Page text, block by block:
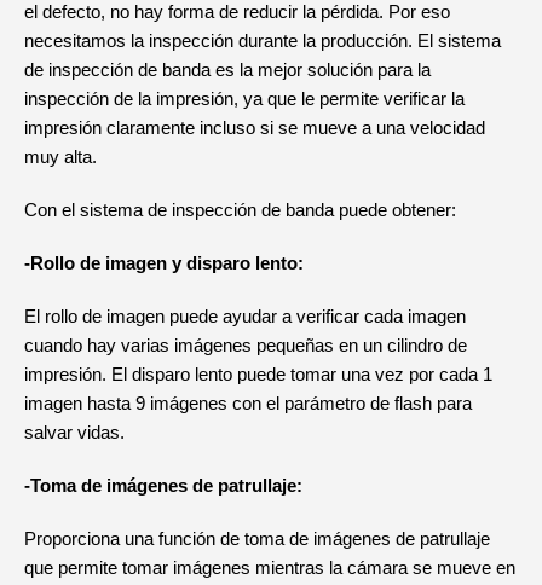
el defecto, no hay forma de reducir la pérdida. Por eso
necesitamos la inspección durante la producción. El sistema
de inspección de banda es la mejor solución para la
inspección de la impresión, ya que le permite verificar la
impresión claramente incluso si se mueve a una velocidad
muy alta.
Con el sistema de inspección de banda puede obtener:
-Rollo de imagen y disparo lento:
El rollo de imagen puede ayudar a verificar cada imagen
cuando hay varias imágenes pequeñas en un cilindro de
impresión. El disparo lento puede tomar una vez por cada 1
imagen hasta 9 imágenes con el parámetro de flash para
salvar vidas.
-Toma de imágenes de patrullaje:
Proporciona una función de toma de imágenes de patrullaje
que permite tomar imágenes mientras la cámara se mueve en